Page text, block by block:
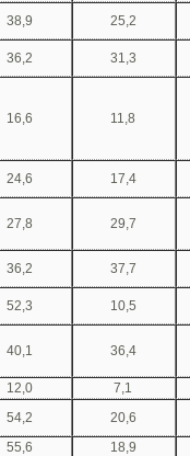
38,9
25,2
36,2
31,3
16,6 11,8
24,6
17,4
27,8 29,7
36,2
37,7
52,3
10,5
40,1 36,4
12,0
7,1
54,2
20,6
55,6
18,9